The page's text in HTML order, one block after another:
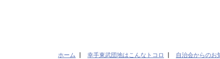
ホーム 幸手東武団地はこんなトコロ 自治会からのお